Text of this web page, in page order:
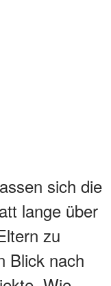
sich die
lange über
zu
Blick nach